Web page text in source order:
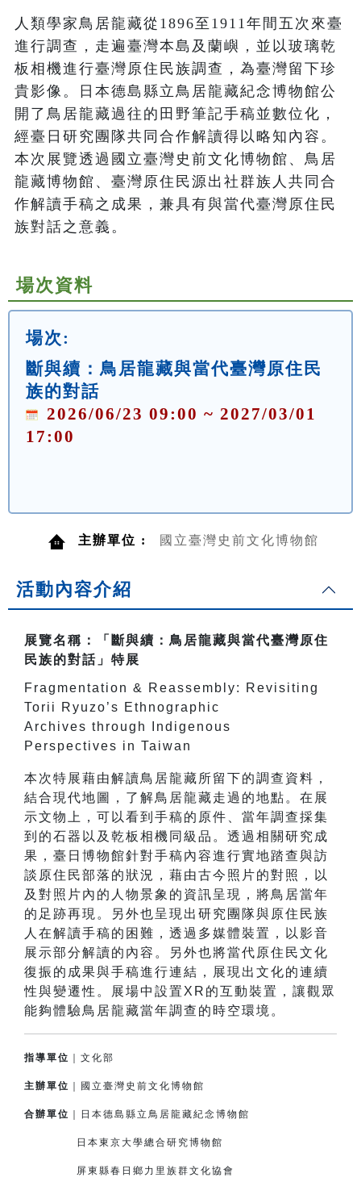
人類學家鳥居龍藏從1896至1911年間五次來臺
進行調查，走遍臺灣本島及蘭嶼，並以玻璃乾
板相機進行臺灣原住民族調查，為臺灣留下珍
貴影像。日本德島縣立鳥居龍藏紀念博物館公
開了鳥居龍藏過往的田野筆記手稿並數位化，
經臺日研究團隊共同合作解讀得以略知內容。
本次展覽透過國立臺灣史前文化博物館、鳥居
龍藏博物館、臺灣原住民源出社群族人共同合
作解讀手稿之成果，兼具有與當代臺灣原住民
族對話之意義。
場次資料
場次:
斷與續：鳥居龍藏與當代臺灣原住民
族的對話
2026/06/23 09:00 ~ 2027/03/01
17:00
主辦單位 : 國立臺灣史前文化博物館
活動內容介紹
展覽名稱：「斷與續：鳥居龍藏與當代臺灣原住
民族的對話」特展
Fragmentation & Reassembly: Revisiting
Torii Ryuzo’s Ethnographic
Archives through Indigenous
Perspectives in Taiwan
本次特展藉由解讀鳥居龍藏所留下的調查資料，
結合現代地圖，了解鳥居龍藏走過的地點。在展
示文物上，可以看到手稿的原件、當年調查採集
到的石器以及乾板相機同級品。透過相關研究成
果，臺日博物館針對手稿內容進行實地踏查與訪
談原住民部落的狀況，藉由古今照片的對照，以
及對照片內的人物景象的資訊呈現，將鳥居當年
的足跡再現。另外也呈現出研究團隊與原住民族
人在解讀手稿的困難，透過多媒體裝置，以影音
展示部分解讀的內容。另外也將當代原住民文化
復振的成果與手稿進行連結，展現出文化的連續
性與變遷性。展場中設置XR的互動裝置，讓觀眾
能夠體驗鳥居龍藏當年調查的時空環境。
指導單位 ｜文化部
主辦單位 ｜國立臺灣史前文化博物館
合辦單位 ｜日本德島縣立鳥居龍藏紀念博物館
日本東京大學總合研究博物館
屏東縣春日鄉力里族群文化協會